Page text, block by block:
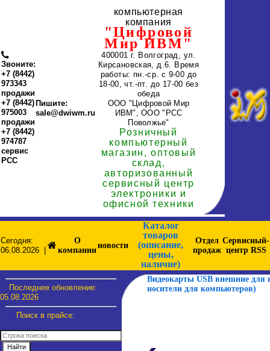
Звоните:
+7 (8442)
973343
продажи
+7 (8442)
975003
продажи
+7 (8442)
974787
сервис
РСС
Пишите:
sale@dwiwm.ru
компьютерная
компания
"Цифровой
Мир ИВМ"
400001г. Волгоград, ул.
Кирсановская, д.6. Время
работы: пн.-ср. с 9-00 до
18-00, чт.-пт. до 17-00 без
обеда
ООО "Цифровой Мир
ИВМ" , ООО "РСС
Поволжье"
Розничный
компьютерный
магазин, оптовый
склад,
авторизованный
сервисный центр
электроники и
офисной техники
Сегодня:
06.08.2026 |
О
компанииновости
Каталог
товаров
(описание,
цены,
наличие)
Отдел
продаж
Сервисный-
центр RSS
Последнее обновление:
05.08.2026
Поиск в прайсе:
Видеокарты USB внешние для
носители для компьютеров)